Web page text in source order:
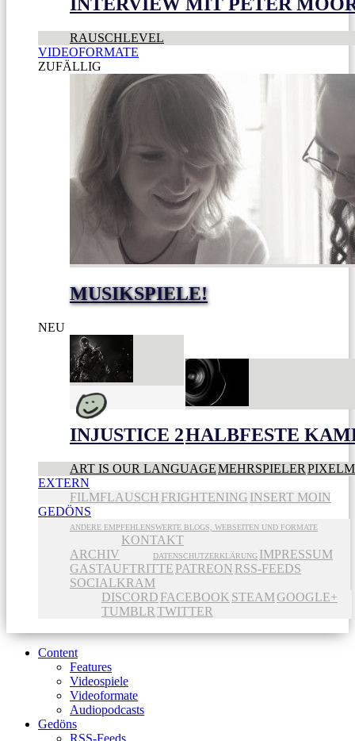
RAUSCHLEVEL
VIDEOFORMATE
ZUFÄLLIG
MUSIKSPIELE!
NEU
INJUSTICE 2HALBFESTE
ART IS OUR LANGUAGEMEHRSPIELER
EXTERN
FILMFLAUSCH FRIGHTENING INSERT MOIN
GEDÖNS
ANDERE EMPFEHLENSWERTE BLOGS, WEBSEITEN UND FORMATE
ARCHIV
KONTAKT
DATENSCHUTZERKLÄRUNG IMPRESSUM
GASTAUFTRITTE PATREON RSS-FEEDS
SOCIALKRAM
DISCORD FACEBOOK STEAMGOOGLE+
TUMBLR TWITTER
Content
Features
Videospiele
Videoformate
Audiopodcasts
Gedöns